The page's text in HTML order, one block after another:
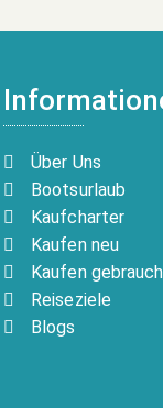
Über Uns
Bootsurlaub
Kaufcharter
Kaufen neu
Kaufen
Reiseziele
Blogs